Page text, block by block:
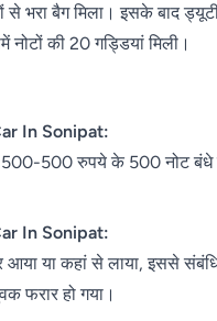
से भरा बैग मिला। इसके बाद
की 20 गड्डियां मिली।
In Sonipat:
500-500 रुपये के 500 नोट बंधे
In Sonipat:
आया या कहां से लाया, इससे
फरार हो गया।